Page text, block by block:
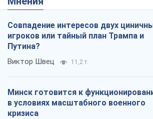
Совпадение интересов двух
игроков или тайный план Трампа и
Путина?
Виктор Швец 11,2 т.
Минск готовится к
в условиях масштабного военного
кризиса